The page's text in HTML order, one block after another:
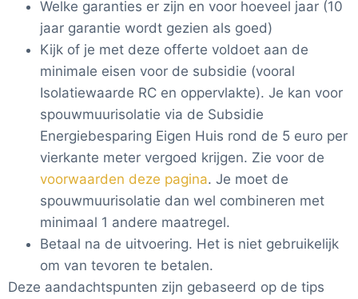
Welke garanties er zijn en voor hoeveel jaar (10
jaar garantie wordt gezien als goed)
Kijk of je met deze offerte voldoet aan de
minimale eisen voor de subsidie (vooral
Isolatiewaarde RC en oppervlakte). Je kan voor
spouwmuurisolatie via de Subsidie
Energiebesparing Eigen Huis rond de 5 euro per
vierkante meter vergoed krijgen. Zie voor de
voorwaarden deze pagina. Je moet de
spouwmuurisolatie dan wel combineren met
minimaal 1 andere maatregel.
Betaal na de uitvoering. Het is niet gebruikelijk
om van tevoren te betalen.
Deze aandachtspunten zijn gebaseerd op de tips